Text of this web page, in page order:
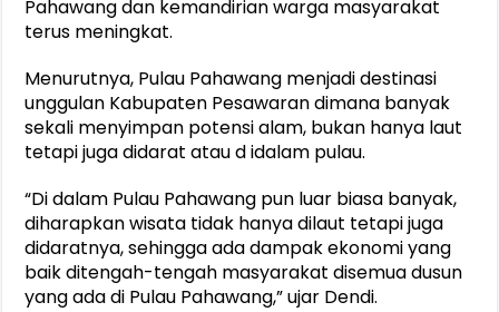
Pahawang dan kemandirian warga masyarakat
terus meningkat.
Menurutnya, Pulau Pahawang menjadi destinasi
unggulan Kabupaten Pesawaran dimana banyak
sekali menyimpan potensi alam, bukan hanya laut
tetapi juga didarat atau d idalam pulau.
“Di dalam Pulau Pahawang pun luar biasa banyak,
diharapkan wisata tidak hanya dilaut tetapi juga
didaratnya, sehingga ada dampak ekonomi yang
baik ditengah-tengah masyarakat disemua dusun
yang ada di Pulau Pahawang,” ujar Dendi.